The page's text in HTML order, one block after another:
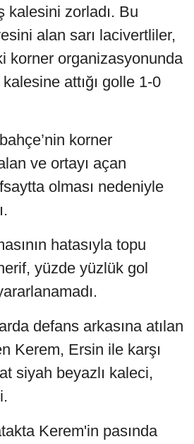
kalesini zorladı. Bu
alan sarı lacivertliler,
korner organizasyonunda
attığı golle 1-0
korner
ve ortayı açan
olması nedeniyle
hatasıyla topu
yüzde yüzlük gol
defans arkasına atılan
Kerem, Ersin ile karşı
siyah beyazlı kaleci,
Kerem'in pasında